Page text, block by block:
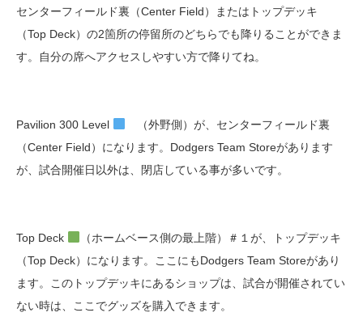
センターフィールド裏（Center Field）またはトップデッキ
（Top Deck）の2箇所の停留所のどちらでも降りることができま
す。自分の席へアクセスしやすい方で降りてね。
Pavilion 300 Level
（外野側）が、センターフィールド裏
（Center Field）になります。Dodgers Team Storeがあります
が、試合開催日以外は、閉店している事が多いです。
Top Deck
（ホームベース側の最上階）＃１が、トップデッキ
（Top Deck）になります。ここにもDodgers Team Storeがあり
ます。このトップデッキにあるショップは、試合が開催されてい
ない時は、ここでグッズを購入できます。